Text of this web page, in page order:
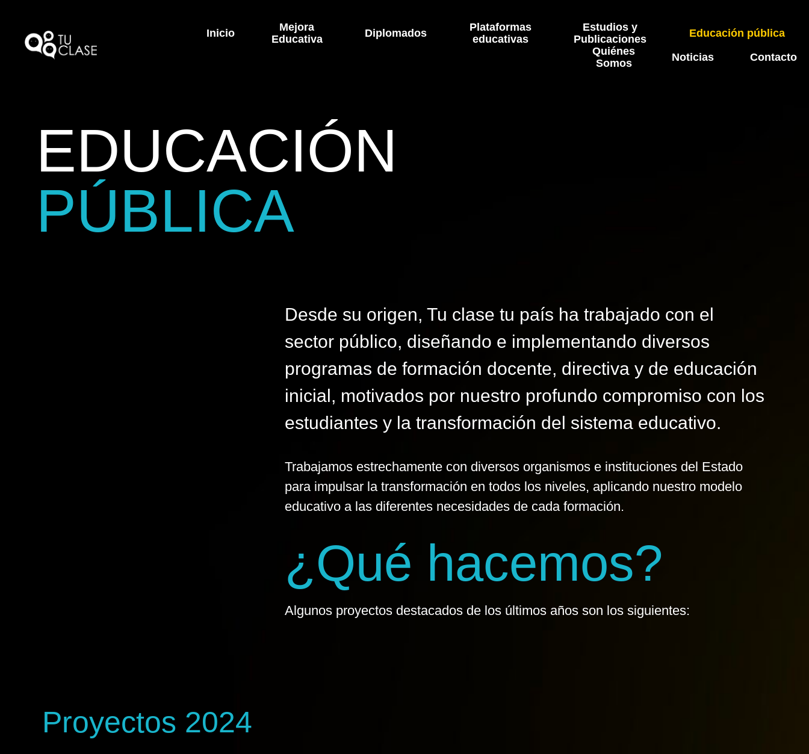
Inicio
Mejora
Educativa
Diplomados
Plataformas
educativas
Estudios y
Publicaciones
Educación pública
Quiénes
Somos
Noticias Contacto
EDUCACIÓN
PÚBLICA
Desde su origen, Tu clase tu país ha trabajado con el
sector público, diseñando e implementando diversos
programas de formación docente, directiva y de educación
inicial, motivados por nuestro profundo compromiso con los
estudiantes y la transformación del sistema educativo.
Trabajamos estrechamente con diversos organismos e instituciones del Estado
para impulsar la transformación en todos los niveles, aplicando nuestro modelo
educativo a las diferentes necesidades de cada formación.
¿Qué hacemos?
Algunos proyectos destacados de los últimos años son los siguientes:
Proyectos 2024